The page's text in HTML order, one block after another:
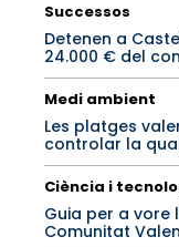
Successos
Detenen a
24.000 € del
Medi ambient
Les platges
controlar la
Ciència i
Guia per a vore
Comunitat